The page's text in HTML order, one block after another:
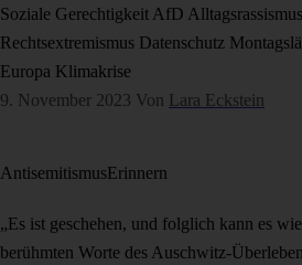
Soziale Gerechtigkeit AfD Alltagsrassismus
Rechtsextremismus Datenschutz
Europa Klimakrise
9. November 2023 Von Lara Eckstein
AntisemitismusErinnern
„Es ist geschehen, und folglich kann es
berühmten Worte des Auschwitz-